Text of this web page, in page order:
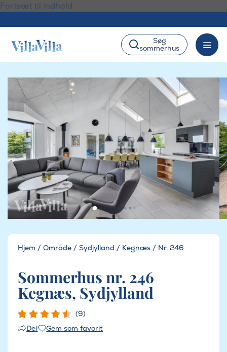
Fortsæt til indhold
Søg
sommerhus
Hjem / Område / Sydjylland / Kegnæs / Nr. 246
Sommerhus nr. 246
Kegnæs, Sydjylland
(9)
Del
Gem som favorit